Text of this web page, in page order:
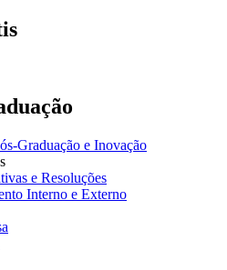
Graduação e Inovação
e Resoluções
Interno e Externo